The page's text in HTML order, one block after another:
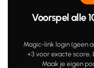
Voorspel alle
Magic-link login (geen
+3 voor exacte score,
Maak je eigen